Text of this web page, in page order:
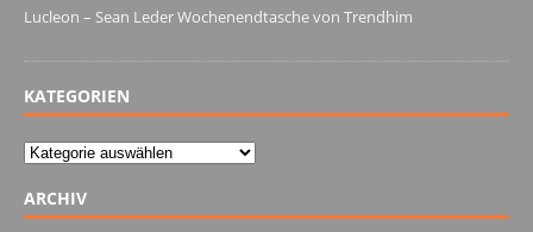
Lucleon – Sean Leder Wochenendtasche von Trendhim
KATEGORIEN
Kategorien
ARCHIV